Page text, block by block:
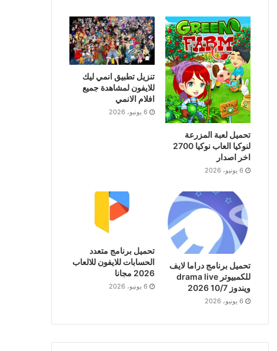
تحميل لعبة المزرعة
لنوكيا العاب نوكيا 2700
اخر اصدار
6 يونيو، 2026
تنزيل تطبيق انمي ليك
للايفون لمشاهدة جميع
افلام الانمي
6 يونيو، 2026
تحميل برنامج دراما لايف
للكمبيوتر drama live
ويندوز 10/7 2026
6 يونيو، 2026
تحميل برنامج متعدد
الحسابات للايفون للالعاب
2026 مجانا
6 يونيو، 2026